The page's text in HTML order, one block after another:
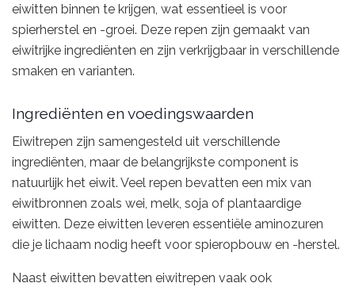
eiwitten binnen te krijgen, wat essentieel is voor
spierherstel en -groei. Deze repen zijn gemaakt van
eiwitrijke ingrediënten en zijn verkrijgbaar in verschillende
smaken en varianten.
Ingrediënten en voedingswaarden
Eiwitrepen zijn samengesteld uit verschillende
ingrediënten, maar de belangrijkste component is
natuurlijk het eiwit. Veel repen bevatten een mix van
eiwitbronnen zoals wei, melk, soja of plantaardige
eiwitten. Deze eiwitten leveren essentiële aminozuren
die je lichaam nodig heeft voor spieropbouw en -herstel.
Naast eiwitten bevatten eiwitrepen vaak ook